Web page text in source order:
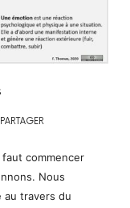
PARTAGER
commencer
Nous
au travers du